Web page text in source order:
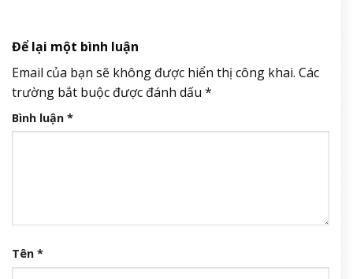
Để lại một bình luận
Email của bạn sẽ không được hiển thị công khai. Các
trường bắt buộc được đánh dấu *
Bình luận *
Tên *